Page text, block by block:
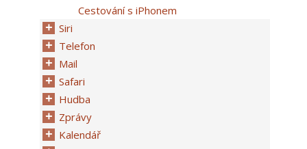
Cestování s iPhonem
Siri
Telefon
Mail
Safari
Hudba
Zprávy
Kalendář